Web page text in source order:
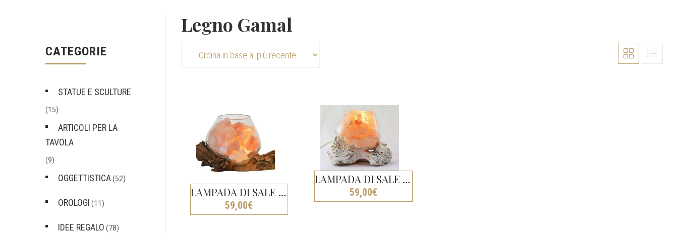
CATEGORIE
STATUE E SCULTURE
(15)
ARTICOLI PER LA
TAVOLA
(9)
OGGETTISTICA(52)
OROLOGI (11)
IDEE REGALO (78)
Legno Gamal
LAMPADA DI SALE “UNICA” LEGNO GAMAL NOCE
59,00€
LAMPADA DI SALE “UNICA” LEGNO GAMAL BIANCA
59,00€